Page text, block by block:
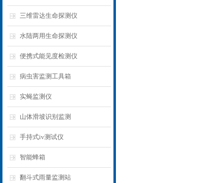
三维雷达生命探测仪
水陆两用生命探测仪
便携式能见度检测仪
病虫害监测工具箱
实蝇监测仪
山体滑坡识别监测
手持式iv测试仪
智能蜂箱
翻斗式雨量监测站